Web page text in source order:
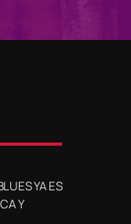
YA ES
Y